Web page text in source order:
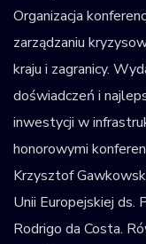
Organizacja
zarządzaniu
kraju i zagranicy.
doświadczeń i
inwestycji w
honorowymi
Krzysztof
Unii Europejskiej ds.
Rodrigo da Costa.